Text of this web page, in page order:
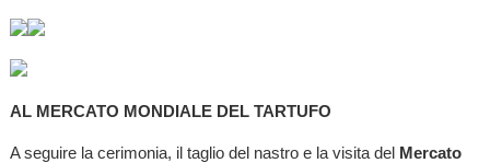
AL MERCATO MONDIALE DEL TARTUFO
A seguire la cerimonia, il taglio del nastro e la visita del Mercato